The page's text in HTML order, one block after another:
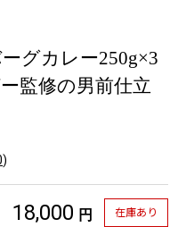
グカレー250g×3
監修の男前仕立
)
18,000 円 在庫あり